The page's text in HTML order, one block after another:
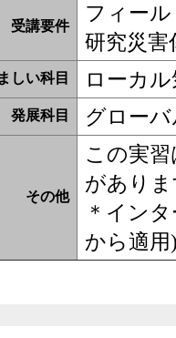
受講要件
フィー
研究災
しい科目 ローカ
発展科目 グロー
その他
この実
があり
＊イン
から適用